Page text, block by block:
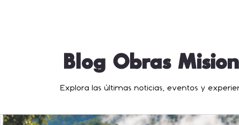
Blog Obras
Explora las últimas noticias, eventos y